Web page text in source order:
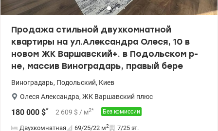
Valion.ua/1151982
Продажа стильной двухкомнатной
квартиры на ул.Александра Олеся, 10 в
новом ЖК Варшавский+. в Подольском р-
не, массив Виноградарь, правый бере
Виноградарь, Подольский, Киев
Олеся Александра, ЖК Варшавский плюс
180 000 $* 2 609 $ / м2* Без комиссии
Двухкомнатная 69/25/22 м2 7/25 эт.